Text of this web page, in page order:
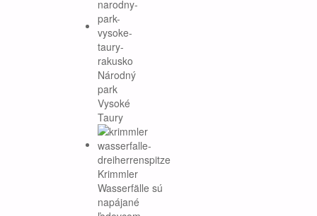
Národný
park
Vysoké
Taury
Krimmler
Wasserfälle sú
napájané